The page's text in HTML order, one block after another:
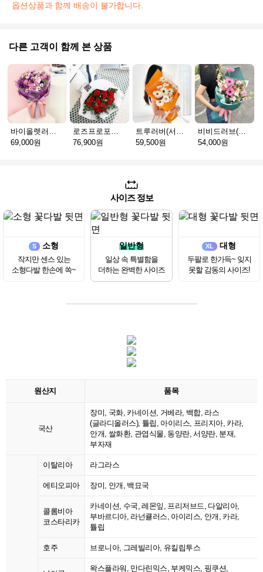
옵션상품과 함께 배송이 불가합니다.
다른 고객이 함께 본 상품
69,000원
76,900원
59,500원
54,000원
사이즈 정보
S 소형
작지만 센스 있는
소형다발 한손에 쏙~
일반형
일상 속 특별함을
더하는 완벽한 사이즈
XL 대형
두팔로 한가득~ 잊지
못할 감동의 사이즈!
원산지 품목
국산
장미, 국화, 카네이션, 거베라, 백합, 라스
(글라디올러스), 튤립, 아이리스, 프리지아, 카라,
안개, 쌀화환, 관엽식물, 동양란, 서양란, 분재,
부자재
이탈리아 라그라스
에티오피아 장미, 안개, 백묘국
콜롬비아
코스타리카
카네이션, 수국, 레몬잎, 프리저브드, 다알리아,
부바르디아, 라넌큘러스, 아이리스, 안개, 카라,
튤립
호주 브로니아, 그레빌리아, 유킬립투스
왁스플라워, 만다린믹스, 부케믹스, 핑쿠션,